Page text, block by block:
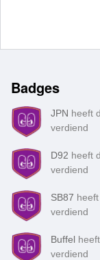
Badges
JPN heeft
verdiend
D92 heeft
verdiend
SB87
verdiend
Buffel
verdiend